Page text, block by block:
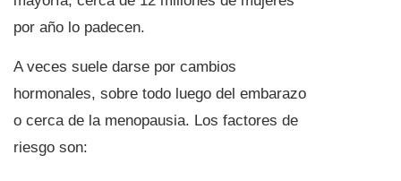
por año lo padecen.
A veces suele darse por cambios
hormonales, sobre todo luego del embarazo
o cerca de la menopausia. Los factores de
riesgo son: